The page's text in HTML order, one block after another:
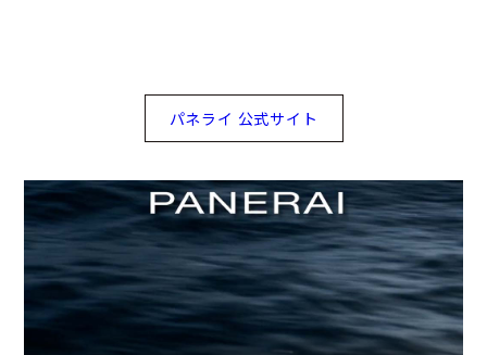
パネライという名は耐久性と正確性の代名詞的存在であること
から品質に対するパネライのこだわりは形として示されていま
す。
パネライの時計は、国際限定保証を最長8年まで受けられます
（2年保証＋最長6年の延長）
パネライ 公式サイト